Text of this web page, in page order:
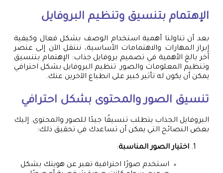
الإهتمام بتنسيق وتنظيم البروفايل
بعد أن تناولنا أهمية استخدام الوصف بشكل فعال وكيفية
إبراز المهارات والاهتمامات الأساسية، ننتقل الآن إلى عنصر
آخر بالغ الأهمية في تصميم بروفايل جذاب: الإهتمام بتنسيق
وتنظيم المعلومات والصور. تنظيم البروفايل بشكل احترافي
يمكن أن يكون له تأثير كبير على انطباع الآخرين عنك.
تنسيق الصور والمحتوى بشكل احترافي
البروفايل الجذاب يتطلب تنسيقًا جيدًا للصور والمحتوى. إليك
بعض النصائح التي يمكن أن تساعدك في تحقيق ذلك:
اختيار الصور المناسبة:
استخدم صورًا احترافية تعبر عن هويتك بشكل